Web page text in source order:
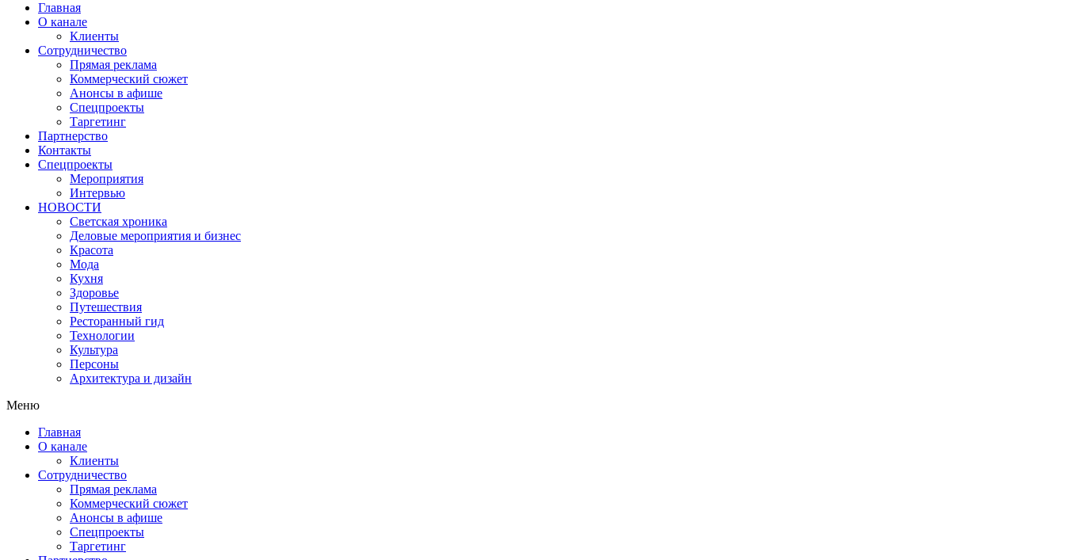
Главная
О канале
Клиенты
Сотрудничество
Прямая реклама
Коммерческий сюжет
Анонсы в афише
Cпецпроекты
Таргетинг
Партнерство
Контакты
Спецпроекты
Мероприятия
Интервью
НОВОСТИ
Светская хроника
Деловые мероприятия и бизнес
Красота
Мода
Кухня
Здоровье
Путешествия
Ресторанный гид
Технологии
Культура
Персоны
Архитектура и дизайн
Меню
Главная
О канале
Клиенты
Сотрудничество
Прямая реклама
Коммерческий сюжет
Анонсы в афише
Cпецпроекты
Таргетинг